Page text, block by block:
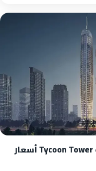
تايكون تاور العاصمة الادارية Tycoon Tower أسعار